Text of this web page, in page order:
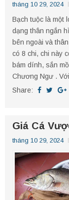
tháng 10 29, 2024
​Bạch tuộc là một
dạng thân ngắn
bên ngoài và
có 8 chi, chi này
bám dính, sắn
Chương Ngư .
Share:
Giá Cá
tháng 10 29, 2024